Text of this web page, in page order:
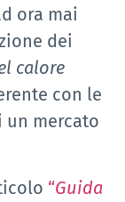
ora mai
dei
calore
con le
un mercato
“Guida